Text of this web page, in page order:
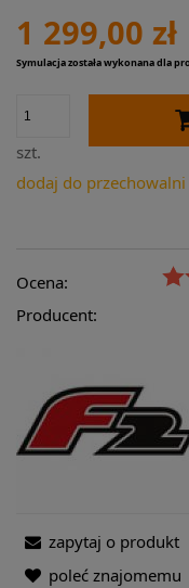
1 299,00 zł
Symulacja została wykonana dla
szt.
dodaj do przechowalni
Ocena:
Producent:
zapytaj o produkt
poleć znajomemu